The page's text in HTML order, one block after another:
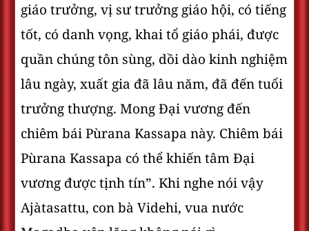
giáo trưởng, vị sư trưởng giáo hội, có tiếng
tốt, có danh vọng, khai tổ giáo phái, được
quần chúng tôn sùng, dồi dào kinh nghiệm
lâu ngày, xuất gia đã lâu năm, đã đến tuổi
trưởng thượng. Mong Ðại vương đến
chiêm bái Pùrana Kassapa này. Chiêm bái
Pùrana Kassapa có thể khiến tâm Ðại
vương được tịnh tín”. Khi nghe nói vậy
Ajàtasattu, con bà Videhi, vua nước